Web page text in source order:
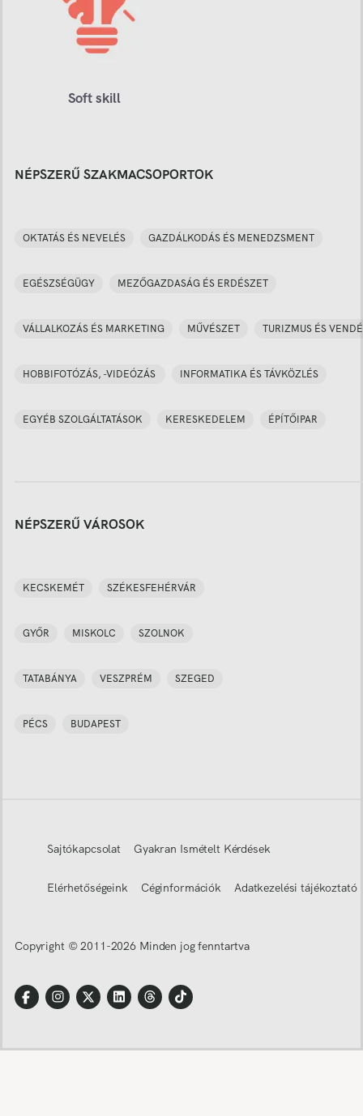
Soft skill
NÉPSZERŰ SZAKMACSOPORTOK
OKTATÁS ÉS NEVELÉS GAZDÁLKODÁS ÉS MENEDZSMENT
EGÉSZSÉGÜGY MEZŐGAZDASÁG ÉS ERDÉSZET
VÁLLALKOZÁS ÉS MARKETING MŰVÉSZET TURIZMUS ÉS
HOBBIFOTÓZÁS, -VIDEÓZÁS INFORMATIKA ÉS TÁVKÖZLÉS
EGYÉB SZOLGÁLTATÁSOK KERESKEDELEM ÉPÍTŐIPAR
NÉPSZERŰ VÁROSOK
KECSKEMÉT SZÉKESFEHÉRVÁR
GYŐR MISKOLC SZOLNOK
TATABÁNYA VESZPRÉM SZEGED
PÉCS BUDAPEST
Sajtókapcsolat Gyakran Ismételt Kérdések
Elérhetőségeink Céginformációk Adatkezelési tájékoztató
Copyright © 2011-2026 Minden jog fenntartva